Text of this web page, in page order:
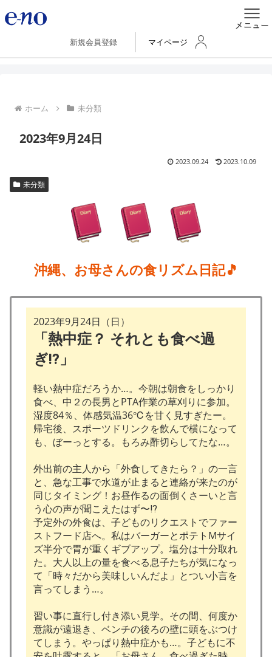
新規会員登録 マイページ
ホーム 未分類
2023年9月24日
2023.09.24 2023.10.09
未分類
沖縄、お母さんの食リズム日記🎵
2023年9月24日（日）
「熱中症？ それとも食べ過
ぎ⁉︎」
軽い熱中症だろうか…。今朝は朝食をしっかり
食べ、中２の長男とPTA作業の草刈りに参加。
湿度84％、体感気温36℃を甘く見すぎたー。
帰宅後、スポーツドリンクを飲んで横になって
も、ぼーっとする。もろみ酢切らしてたな…。
外出前の主人から「外食してきたら？」の一言
と、急な工事で水道が止まると連絡が来たのが
同じタイミング！お昼作るの面倒くさーいと言
う心の声が聞こえたはず〜⁉︎
予定外の外食は、子どものリクエストでファー
ストフード店へ。私はバーガーとポテトMサイ
ズ半分で胃が重くギブアップ。塩分は十分取れ
た。大人以上の量を食べる息子たちが気になっ
て「時々だから美味しいんだよ」とつい小言を
言ってしまう…。
習い事に直行し付き添い見学。その間、何度か
意識が遠退き、ベンチの後ろの壁に頭をぶつけ
てしまう。やっぱり熱中症かも…。子どもに不